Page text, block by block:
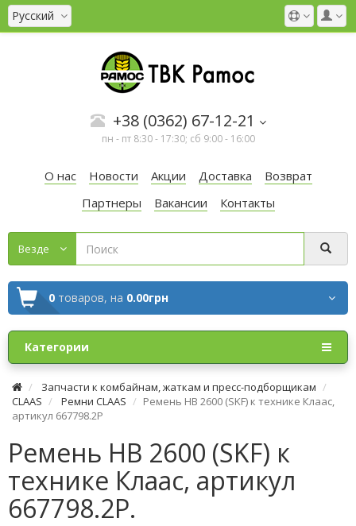
Русский
+38 (0362) 67-12-21
пн - пт 8:30 - 17:30; сб 9:00 - 16:00
О нас Новости Акции Доставка
Возврат
Партнеры
Вакансии Контакты
Везде
0 товаров, на 0.00грн
Категории
Запчасти к комбайнам, жаткам и пресс-подборщикам
CLAAS
Ремни CLAAS
Ремень HB 2600 (SKF) к технике Клаас,
артикул 667798.2P
Ремень HB 2600 (SKF) к
технике Клаас, артикул
667798.2P.